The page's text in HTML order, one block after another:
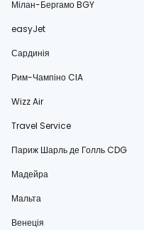
Мілан-Бергамо BGY
easyJet
Сардинія
Рим-Чампіно CIA
Wizz Air
Travel Service
Париж Шарль де Голль CDG
Мадейра
Мальта
Венеція